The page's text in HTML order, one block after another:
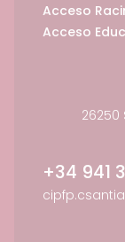
Acceso
Acceso
+34 941